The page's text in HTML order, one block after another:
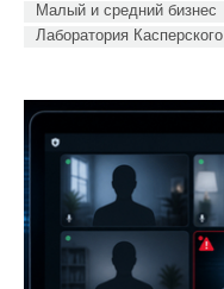
Малый и средний бизнес
Лаборатория Касперского